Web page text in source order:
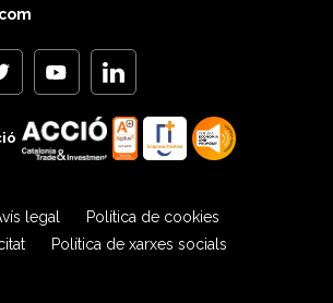
legal
Política de cookies
Política de xarxes socials